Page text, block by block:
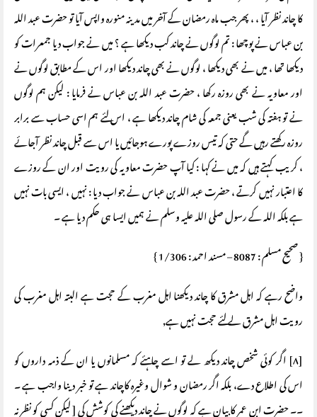
کا چاند نظر آیا ، ، پھر جب ماہ رمضان کے آخر میں مدینہ منورہ واپس آیا تو حضرت عبد اللہ
بن عباس نے پوچھا : تم لوگوں نے چاند کب دیکھا ہے ؟ میں نے جواب دیا جمعرات کو
دیکھا تھا ، میں نے بھی دیکھا ، لوگوں نے بھی چاند دیکھا اور اس کے مطابق لوگوں نے
اور معاویہ نے بھی روزہ رکھا ، حضرت عبد اللہ بن عباس نے فرمایا : لیکن ہم لوگوں
نے تو ہفتہ کی شب یعنی جمعہ کی شام چاند دیکھا ہے ، اس لئے ہم اسی حساب سے برابر
روزہ رکھتے رہیں گے حتی کہ تیس روزے پورے ہوجائیں یا اس سے قبل چاند نظر آجائے
، کریب کہتے ہیں کہ میں نے کہا : کیا آپ حضرت معاویہ کی رویت اور ان کے روزے
کا اعتبار نہیں کرتے ، حضرت عبد اللہ بن عباس نے جواب دیا : نہیں ، ایسی بات نہیں
ہے بلکہ اللہ کے رسول صلی اللہ علیہ وسلم نے ہمیں ایسا ہی حکم دیا ہے ۔
{ صحیح مسلم : 8087 – مسند احمد : 1/306 }
واضح رہے کہ اہل مشرق کا چاند دیکھنا اہل مغرب کے حجت ہے البتہ اہل مغرب کی
رویت اہل مشرق لے لئے حجت نہیں ہے٫
[۸] اگر کوئی شخص چاند دیکھ لے تو اسے چاہئے کہ مسلمانوں یا ان کے ذمہ داروں کو
اس کی اطلاع دے، بلکہ اگر رمضان و شوال وغیرہ کاچاند ہے تو خبر دینا واجب ہے ۔